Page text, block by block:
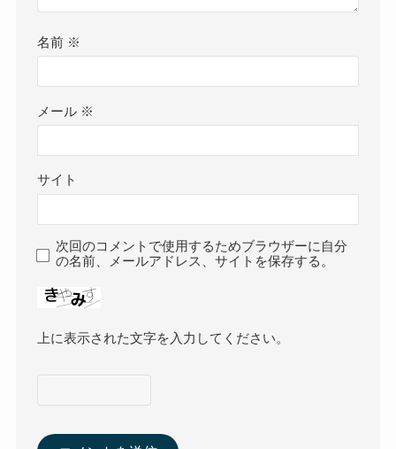
名前 ※
メール ※
サイト
次回のコメントで使用するためブラウザーに自分
の名前、メールアドレス、サイトを保存する。
上に表示された文字を入力してください。